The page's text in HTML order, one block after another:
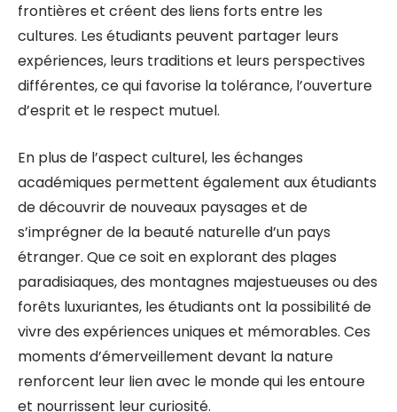
frontières et créent des liens forts entre les
cultures. Les étudiants peuvent partager leurs
expériences, leurs traditions et leurs perspectives
différentes, ce qui favorise la tolérance, l’ouverture
d’esprit et le respect mutuel.
En plus de l’aspect culturel, les échanges
académiques permettent également aux étudiants
de découvrir de nouveaux paysages et de
s’imprégner de la beauté naturelle d’un pays
étranger. Que ce soit en explorant des plages
paradisiaques, des montagnes majestueuses ou des
forêts luxuriantes, les étudiants ont la possibilité de
vivre des expériences uniques et mémorables. Ces
moments d’émerveillement devant la nature
renforcent leur lien avec le monde qui les entoure
et nourrissent leur curiosité.